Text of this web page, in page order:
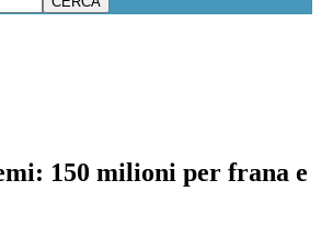
150 milioni per frana e